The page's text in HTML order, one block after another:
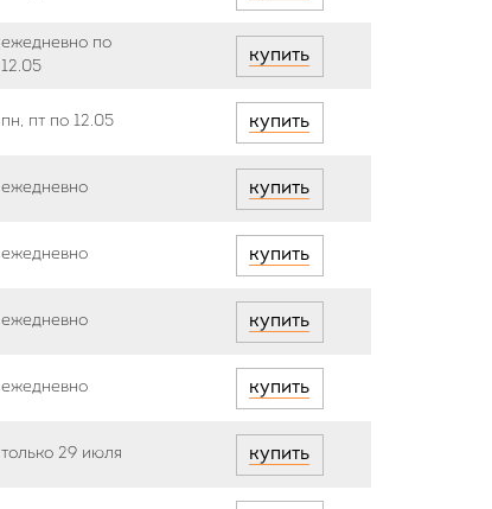
ежедневно по
12.05
купить
пн, пт по 12.05 купить
ежедневно купить
ежедневно купить
ежедневно купить
ежедневно купить
только 29 июля купить